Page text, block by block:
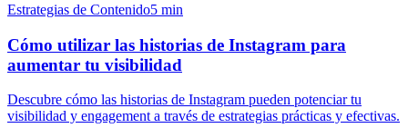
Estrategias de Contenido5 min
Cómo utilizar las historias de Instagram para
aumentar tu visibilidad
Descubre cómo las historias de Instagram pueden potenciar tu
visibilidad y engagement a través de estrategias prácticas y efectivas.